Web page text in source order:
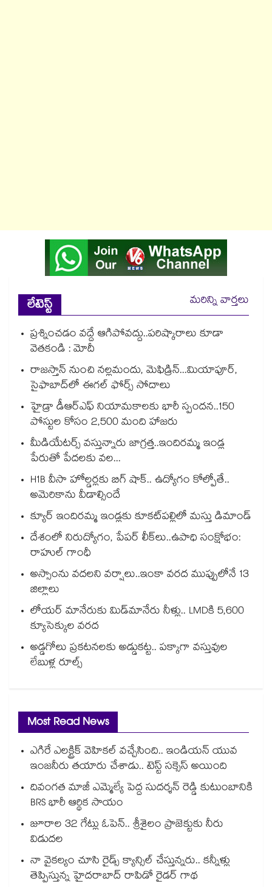
లేటెస్ట్
మరిన్ని వార్తలు
ప్రశ్నించడం వద్దే ఆగిపోవద్దు..పరిష్కారాలు కూడా
వెతకండి : మోదీ
రాజస్తాన్‌‌‌‌ నుంచి నల్లమందు, మెఫిడ్రిన్‌‌‌‌...మియాపూర్‌‌‌‌‌‌‌‌,
సైఫాబాద్‌‌‌‌లో ఈగల్‌‌‌‌ ఫోర్స్‌‌‌‌ సోదాలు
హైడ్రా డీఆర్‌‌‌‌ఎఫ్‌‌‌‌ నియామకాలకు భారీ స్పందన..150
పోస్టుల కోసం 2,500 మంది హాజరు
మీడియేటర్స్ వస్తున్నారు జాగ్రత్త..ఇందిరమ్మ ఇండ్ల
పేరుతో పేదలకు వల...
H1B వీసా హోల్డర్లకు బిగ్ షాక్.. ఉద్యోగం కోల్పోతే..
అమెరికాను వీడాల్సిందే
క్యూర్ ఇందిరమ్మ ఇండ్లకు కూకట్‌‌‌‌పల్లిలో మస్తు డిమాండ్
దేశంలో నిరుద్యోగం, పేపర్ లీక్‌‌‌‌‌‌‌‌లు..ఉపాధి సంక్షోభం:
రాహుల్ గాంధీ
అస్సాంను వదలని వర్షాలు..ఇంకా వరద ముప్పులోనే 13
జిల్లాలు
లోయర్‌‌‌‌ మానేరుకు మిడ్‌‌మానేరు నీళ్లు.. LMDకి 5,600
క్యూసెక్కుల వరద
అడ్డగోలు ప్రకటనలకు అడ్డుకట్ట.. పక్కాగా వస్తువుల
లేబుళ్ల రూల్స్
Most Read News
ఎగిరే ఎలక్ట్రిక్ వెహికల్ వచ్చేసింది.. ఇండియన్ యువ
ఇంజనీరు తయారు చేశాడు.. టెస్ట్ సక్సెస్ అయింది
దివంగత మాజీ ఎమ్మెల్యే పెద్ద సుదర్శన్ రెడ్డి కుటుంబానికి
BRS భారీ ఆర్థిక సాయం
జూరాల 32 గేట్లు ఓపెన్.. శ్రీశైలం ప్రాజెక్టుకు నీరు
విడుదల
నా వైకల్యం చూసి రైడ్స్ క్యాన్సిల్ చేస్తున్నరు.. కన్నీళ్లు
తెప్పిస్తున్న హైదరాబాద్ రాపిడో రైడర్ గాథ